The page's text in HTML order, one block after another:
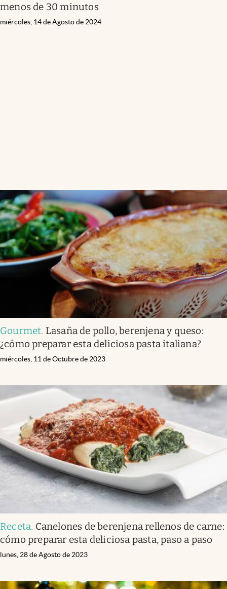
menos de 30 minutos
miércoles, 14 de Agosto de 2024
Gourmet. Lasaña de pollo, berenjena y queso:
¿cómo preparar esta deliciosa pasta italiana?
miércoles, 11 de Octubre de 2023
Receta. Canelones de berenjena rellenos de carne:
cómo preparar esta deliciosa pasta, paso a paso
lunes, 28 de Agosto de 2023